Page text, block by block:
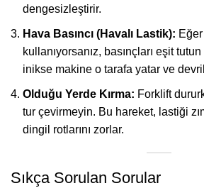
dengesizleştirir.
Hava Basıncı (Havalı Lastik):
kullanıyorsanız, basınçları eşit
inikse makine o tarafa yatar ve
Olduğu Yerde Kırma: Forklift
tur çevirmeyin. Bu hareket, lastiği
dingil rotlarını zorlar.
Sıkça Sorulan Sorular